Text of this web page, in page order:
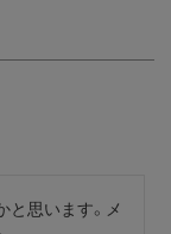
思います。メ